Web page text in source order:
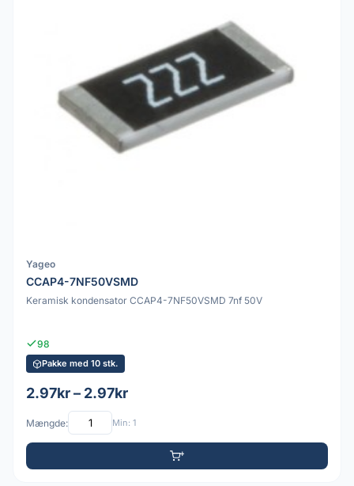
Yageo
CCAP4-7NF50VSMD
Keramisk kondensator CCAP4-7NF50VSMD 7nf 50V
98
Pakke med 10 stk.
2.97kr – 2.97kr
Mængde: Min: 1